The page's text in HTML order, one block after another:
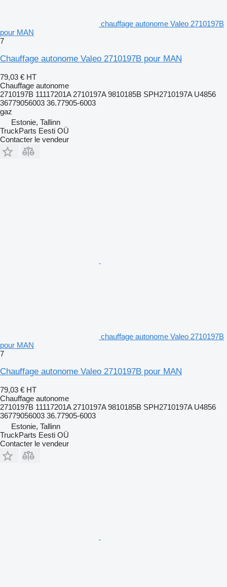
chauffage autonome Valeo 2710197B
pour MAN
7
Chauffage autonome Valeo 2710197B pour MAN
79,03 € HT
Chauffage autonome
2710197B 11117201A 2710197A 9810185B SPH2710197A U4856
36779056003 36.77905-6003
gaz
Estonie, Tallinn
TruckParts Eesti OÜ
Contacter le vendeur
chauffage autonome Valeo 2710197B
pour MAN
7
Chauffage autonome Valeo 2710197B pour MAN
79,03 € HT
Chauffage autonome
2710197B 11117201A 2710197A 9810185B SPH2710197A U4856
36779056003 36.77905-6003
Estonie, Tallinn
TruckParts Eesti OÜ
Contacter le vendeur